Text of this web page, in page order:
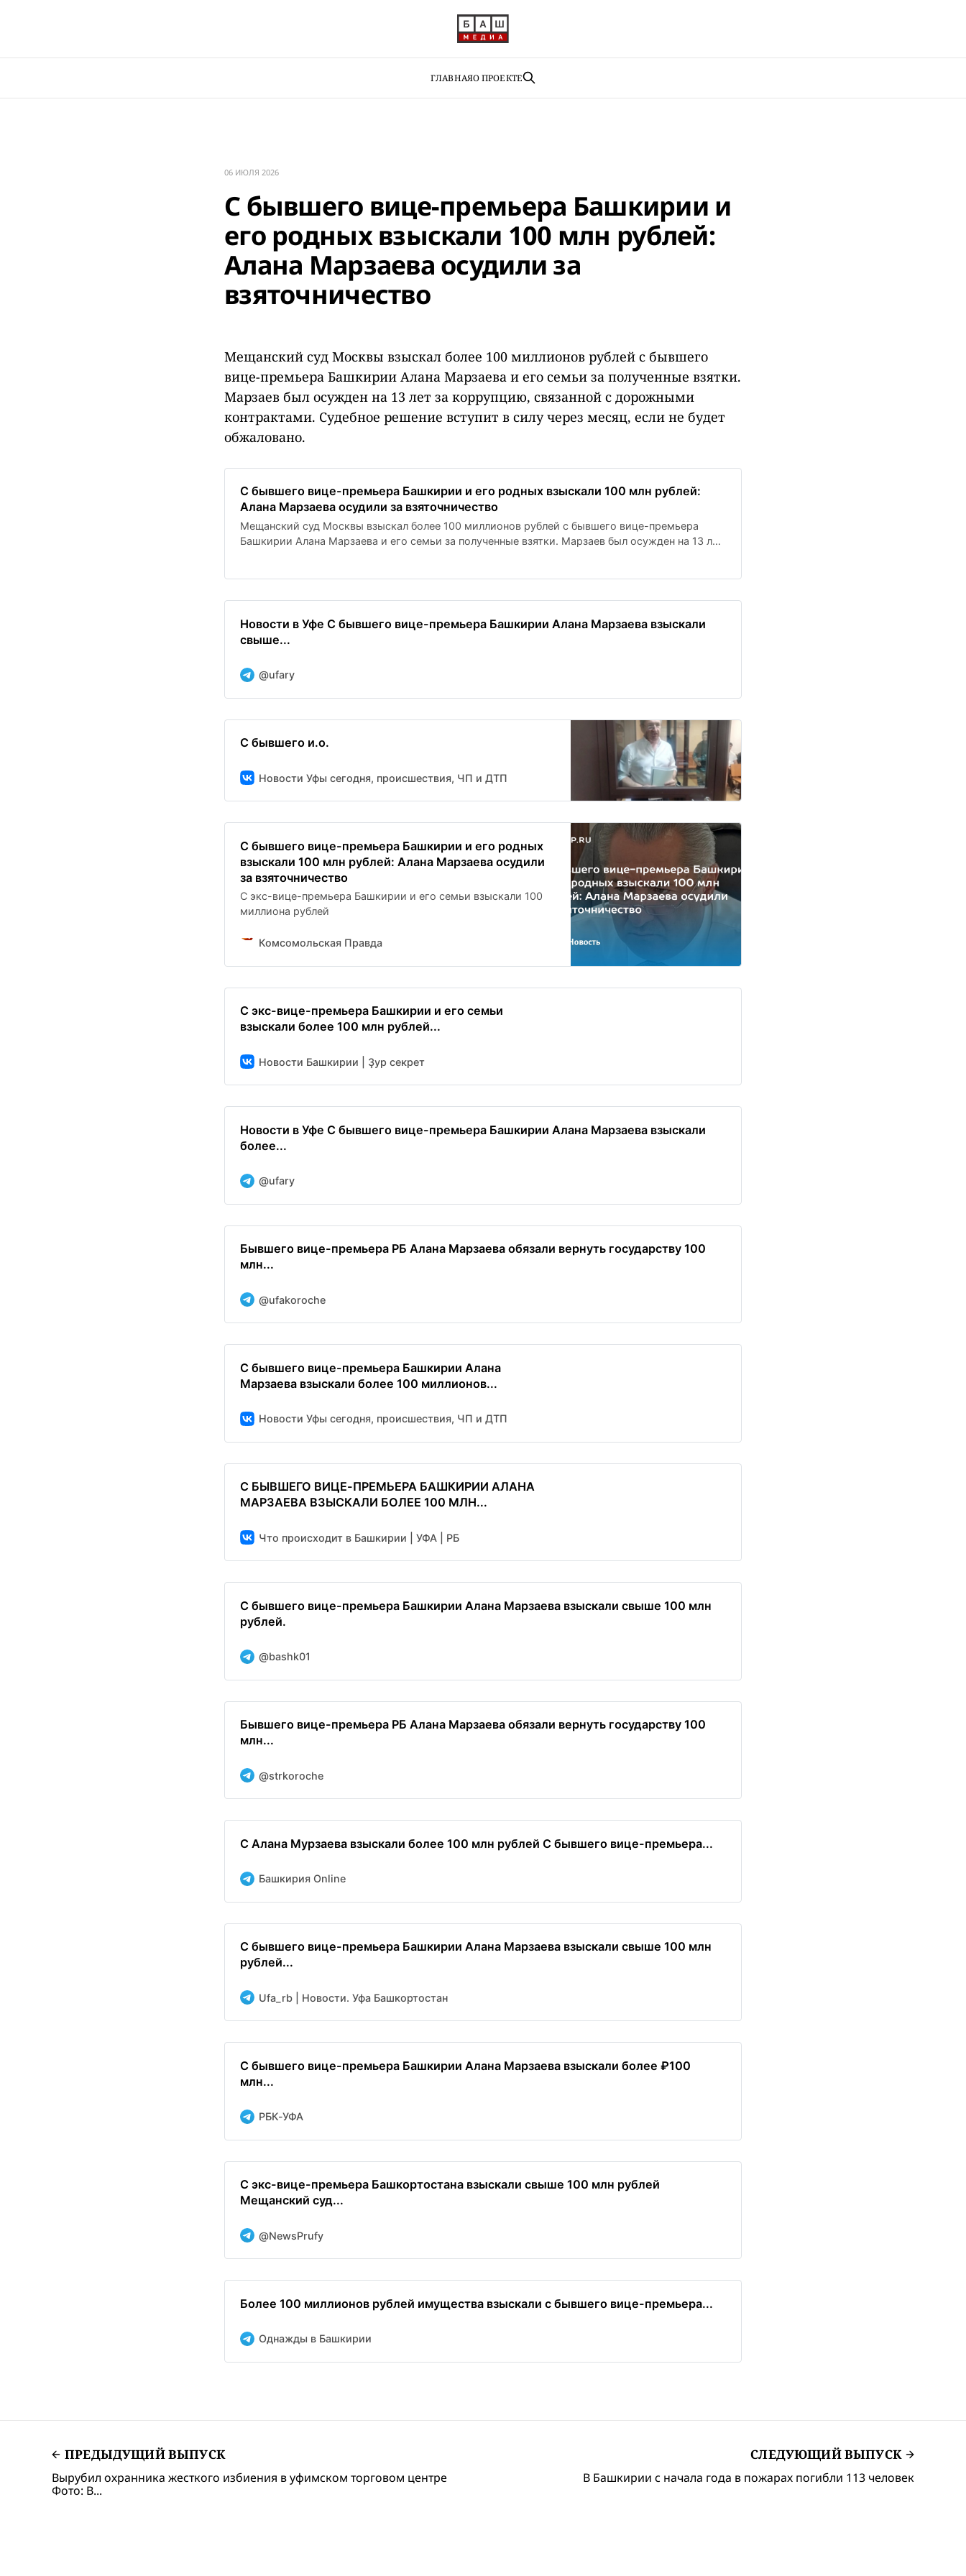
ГЛАВНАЯО ПРОЕКТЕ
06 ИЮЛЯ 2026
С бывшего вице-премьера Башкирии и
его родных взыскали 100 млн рублей:
Алана Марзаева осудили за
взяточничество
Мещанский суд Москвы взыскал более 100 миллионов рублей с бывшего
вице-премьера Башкирии Алана Марзаева и его семьи за полученные взятки.
Марзаев был осужден на 13 лет за коррупцию, связанной с дорожными
контрактами. Судебное решение вступит в силу через месяц, если не будет
обжаловано.
С бывшего вице-премьера Башкирии и его родных взыскали 100 млн рублей:
Алана Марзаева осудили за взяточничество
Мещанский суд Москвы взыскал более 100 миллионов рублей с бывшего вице-премьера
Башкирии Алана Марзаева и его семьи за полученные взятки. Марзаев был осужден на 13 лет
Новости в Уфе С бывшего вице-премьера Башкирии Алана Марзаева взыскали
свыше...
@ufary
С бывшего и.о.
Новости Уфы сегодня, происшествия, ЧП и ДТП
С бывшего вице-премьера Башкирии и его родных
взыскали 100 млн рублей: Алана Марзаева осудили
за взяточничество
С экс-вице-премьера Башкирии и его семьи взыскали 100
миллиона рублей
Комсомольская Правда
С экс-вице-премьера Башкирии и его семьи
взыскали более 100 млн рублей...
Новости Башкирии | Ҙур секрет
Новости в Уфе С бывшего вице-премьера Башкирии Алана Марзаева взыскали
более...
@ufary
Бывшего вице-премьера РБ Алана Марзаева обязали вернуть государству 100
млн...
@ufakoroche
С бывшего вице-премьера Башкирии Алана
Марзаева взыскали более 100 миллионов...
Новости Уфы сегодня, происшествия, ЧП и ДТП
С БЫВШЕГО ВИЦЕ-ПРЕМЬЕРА БАШКИРИИ АЛАНА
МАРЗАЕВА ВЗЫСКАЛИ БОЛЕЕ 100 МЛН...
Что происходит в Башкирии | УФА | РБ
С бывшего вице-премьера Башкирии Алана Марзаева взыскали свыше 100 млн
рублей.
@bashk01
Бывшего вице-премьера РБ Алана Марзаева обязали вернуть государству 100
млн...
@strkoroche
С Алана Мурзаева взыскали более 100 млн рублей С бывшего вице-премьера...
Башкирия Online
С бывшего вице-премьера Башкирии Алана Марзаева взыскали свыше 100 млн
рублей...
Ufa_rb | Новости. Уфа Башкортостан
С бывшего вице-премьера Башкирии Алана Марзаева взыскали более ₽100
млн...
РБК-УФА
С экс-вице-премьера Башкортостана взыскали свыше 100 млн рублей
Мещанский суд...
@NewsPrufy
Более 100 миллионов рублей имущества взыскали с бывшего вице-премьера...
Однажды в Башкирии
ПРЕДЫДУЩИЙ ВЫПУСК
Вырубил охранника жесткого избиения в уфимском торговом центре
Фото: В...
СЛЕДУЮЩИЙ ВЫПУСК
В Башкирии с начала года в пожарах погибли 113 человек